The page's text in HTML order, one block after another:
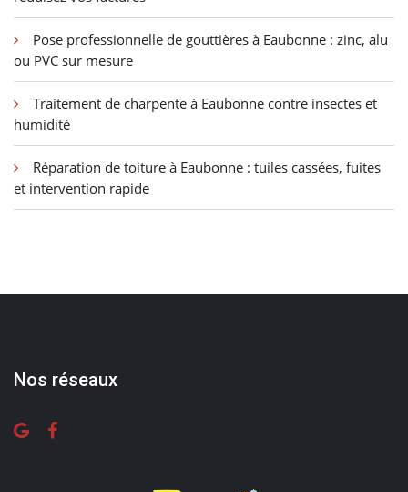
Pose professionnelle de gouttières à Eaubonne : zinc, alu
ou PVC sur mesure
Traitement de charpente à Eaubonne contre insectes et
humidité
Réparation de toiture à Eaubonne : tuiles cassées, fuites
et intervention rapide
Nos réseaux